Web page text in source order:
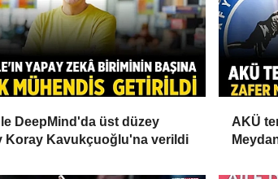
DeepMind'da üst düzey
Koray Kavukçuoğlu'na verildi
AKÜ